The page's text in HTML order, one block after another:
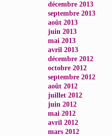
décembre 2013
septembre 2013
août 2013
juin 2013
mai 2013
avril 2013
décembre 2012
octobre 2012
septembre 2012
août 2012
juillet 2012
juin 2012
mai 2012
avril 2012
mars 2012